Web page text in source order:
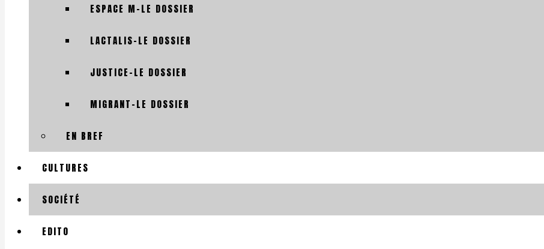
ESPACE M-LE DOSSIER
LACTALIS-LE DOSSIER
JUSTICE-LE DOSSIER
MIGRANT-LE DOSSIER
EN BREF
CULTURES
SOCIÉTÉ
EDITO